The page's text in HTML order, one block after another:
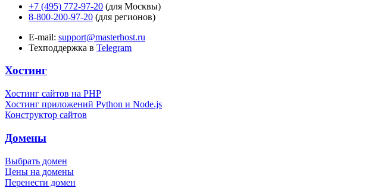
+7 (495) 772-97-20 (для Москвы)
8-800-200-97-20 (для регионов)
E-mail: support@masterhost.ru
Техподдержка в Telegram
Хостинг
Хостинг сайтов на PHP
Хостинг приложений Python и Node.js
Конструктор сайтов
Домены
Выбрать домен
Цены на домены
Перенести домен